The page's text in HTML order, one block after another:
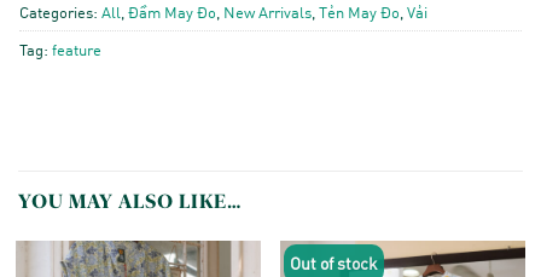
Categories: All,Đầm May Đo, New Arrivals,Tẻn May Đo,Vải
Tag: feature
YOU MAY ALSO LIKE…
Out of stock